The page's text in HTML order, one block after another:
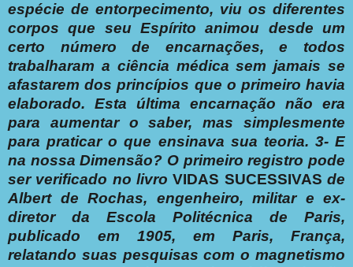
espécie de entorpecimento, viu os diferentes
corpos que seu Espírito animou desde um
certo número de encarnações, e todos
trabalharam a ciência médica sem jamais se
afastarem dos princípios que o primeiro havia
elaborado. Esta última encarnação não era
para aumentar o saber, mas simplesmente
para praticar o que ensinava sua teoria. 3- E
na nossa Dimensão? O primeiro registro pode
ser verificado no livroVIDAS SUCESSIVASde
Albert de Rochas, engenheiro, militar e ex-
diretor da Escola Politécnica de Paris,
publicado em 1905, em Paris, França,
relatando suas pesquisas com o magnetismo